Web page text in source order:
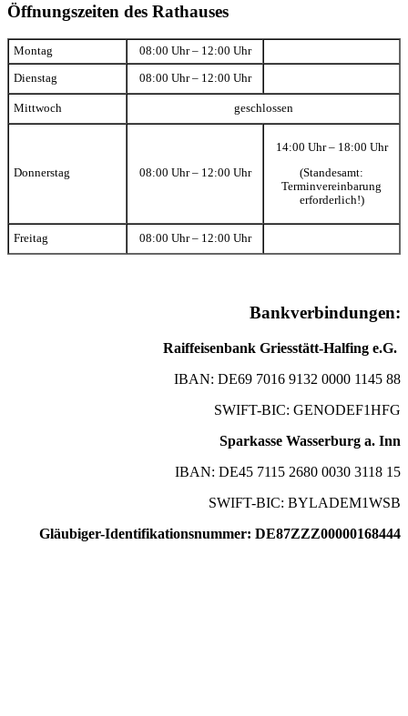
Öffnungszeiten des Rathauses
Montag 08:00 Uhr – 12:00 Uhr
Dienstag 08:00 Uhr – 12:00 Uhr
Mittwoch geschlossen
Donnerstag 08:00 Uhr – 12:00 Uhr
14:00 Uhr – 18:00 Uhr
(Standesamt:
Terminvereinbarung
erforderlich!)
Freitag 08:00 Uhr – 12:00 Uhr
Bankverbindungen:
Raiffeisenbank Griesstätt-Halfing e.G.
IBAN: DE69 7016 9132 0000 1145 88
SWIFT-BIC: GENODEF1HFG
Sparkasse Wasserburg a. Inn
IBAN: DE45 7115 2680 0030 3118 15
SWIFT-BIC: BYLADEM1WSB
Gläubiger-Identifikationsnummer: DE87ZZZ00000168444